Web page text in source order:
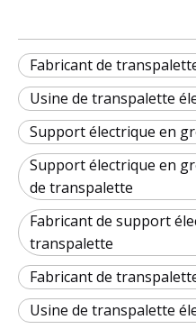
Fabricant de
Usine de transpalette
Support électrique en
Support électrique en
de transpalette
Fabricant de support
transpalette
Fabricant de
Usine de transpalette